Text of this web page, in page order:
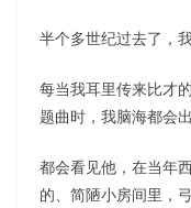
半个多世纪过去了，
每当我耳里传来比才
题曲时，我脑海都会
都会看见他，在当年
的、简陋小房间里，